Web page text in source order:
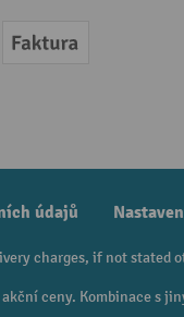
Faktura
údajů
charges, if not stated
akční ceny. Kombinace